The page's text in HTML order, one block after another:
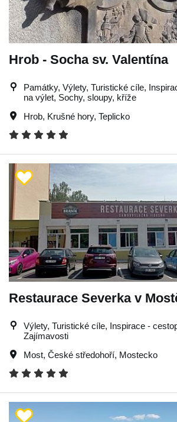
Hrob - Socha sv. Valentína
Památky, Výlety, Turistické cíle,
na výlet, Sochy, sloupy, kříže
Hrob, Krušné hory, Teplicko
Restaurace Severka v
Výlety, Turistické cíle, Inspirace -
Zajímavosti
Most, České středohoří, Mostecko